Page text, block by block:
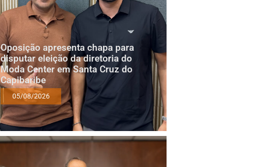
Oposição apresenta chapa para
disputar eleição da diretoria do
Moda Center em Santa Cruz do
Capibaribe
05/08/2026